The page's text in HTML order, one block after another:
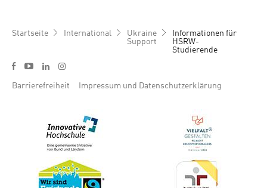
Pfadnavigation
Startseite International
Ukraine
Support
Informationen für
HSRW-
Studierende
Social media menu
f y l i
Footer menu
Barrierefreiheit Impressum und Datenschutzerklärung